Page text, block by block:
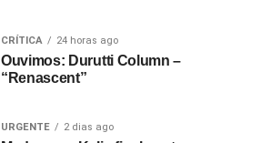
CRÍTICA 24 horas ago
Ouvimos: Durutti Column –
“Renascent”
URGENTE 2 dias ago